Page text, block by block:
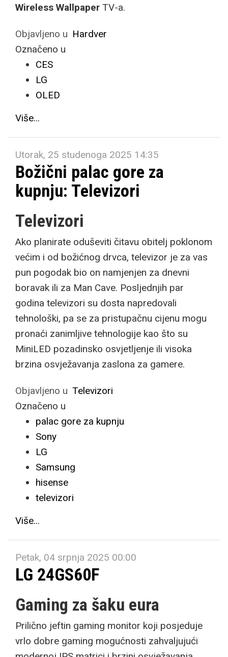
Wireless Wallpaper TV-a.
Objavljeno u Hardver
Označeno u
CES
LG
OLED
Više...
Utorak, 25 studenoga 2025 14:35
Božični palac gore za
kupnju: Televizori
Televizori
Ako planirate oduševiti čitavu obitelj poklonom
većim i od božićnog drvca, televizor je za vas
pun pogodak bio on namjenjen za dnevni
boravak ili za Man Cave. Posljednjih par
godina televizori su dosta napredovali
tehnološki, pa se za pristupačnu cijenu mogu
pronaći zanimljive tehnologije kao što su
MiniLED pozadinsko osvjetljenje ili visoka
brzina osvježavanja zaslona za gamere.
Objavljeno u Televizori
Označeno u
palac gore za kupnju
Sony
LG
Samsung
hisense
televizori
Više...
Petak, 04 srpnja 2025 00:00
LG 24GS60F
Gaming za šaku eura
Prilično jeftin gaming monitor koji posjeduje
vrlo dobre gaming mogućnosti zahvaljujući